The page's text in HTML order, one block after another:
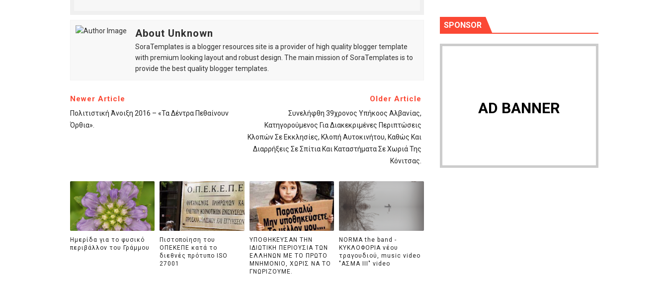
About Unknown
SoraTemplates is a blogger resources site is a provider of high quality blogger template
with premium looking layout and robust design. The main mission of SoraTemplates is to
provide the best quality blogger templates.
Newer Article
Πολιτιστική Άνοιξη 2016 – «Τα Δέντρα Πεθαίνουν
Όρθια».
Older Article
Συνελήφθη 39χρονος Υπήκοος Αλβανίας,
Κατηγορούμενος Για Διακεκριμένες Περιπτώσεις
Κλοπών Σε Εκκλησίες, Κλοπή Αυτοκινήτου, Καθώς Και
Διαρρήξεις Σε Σπίτια Και Καταστήματα Σε Χωριά Της
Κόνιτσας.
Ημερίδα για το φυσικό
περιβάλλον του Γράμμου
Πιστοποίηση του
ΟΠΕΚΕΠΕ κατά το
διεθνές πρότυπο ISO
27001
ΥΠΟΘΗΚΕΥΣΑΝ ΤΗΝ
ΙΔΙΩΤΙΚΗ ΠΕΡΙΟΥΣΙΑ ΤΩΝ
ΕΛΛΗΝΩΝ ME TO ΠΡΩΤΟ
ΜΝΗΜΟΝΙΟ, ΧΩΡΙΣ ΝΑ ΤΟ
ΓΝΩΡΙΖΟΥΜΕ.
NORMA the band -
ΚΥΚΛΟΦΟΡΙΑ νέου
τραγουδιού, music video
"ΑΣΜΑ ΙΙΙ" video
SPONSOR
AD BANNER